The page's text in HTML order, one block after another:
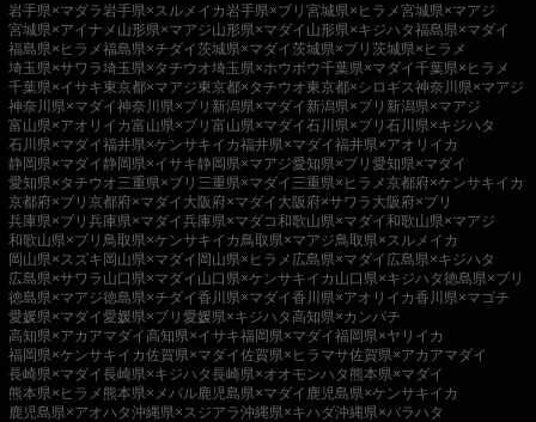
岩手県×マダラ 岩手県×スルメイカ 岩手県×ブリ 宮城県×ヒラメ宮城県×マアジ
宮城県×アイナメ 山形県×マアジ山形県×マダイ 山形県×キジハタ福島県×マダイ
福島県×ヒラメ福島県×チダイ茨城県×マダイ茨城県×ブリ 茨城県×ヒラメ
埼玉県×サワラ埼玉県×タチウオ埼玉県×ホウボウ千葉県×マダイ千葉県×ヒラメ
千葉県×イサキ東京都×マアジ東京都×タチウオ東京都×シロギス神奈川県×マアジ
神奈川県×マダイ神奈川県×ブリ 新潟県×マダイ 新潟県×ブリ 新潟県×マアジ
富山県×アオリイカ富山県×ブリ 富山県×マダイ石川県×ブリ 石川県×キジハタ
石川県×マダイ福井県×ケンサキイカ福井県×マダイ福井県×アオリイカ
静岡県×マダイ静岡県×イサキ静岡県×マアジ愛知県×ブリ 愛知県×マダイ
愛知県×タチウオ三重県×ブリ 三重県×マダイ 三重県×ヒラメ京都府×ケンサキイカ
京都府×ブリ 京都府×マダイ 大阪府×マダイ 大阪府×サワラ 大阪府×ブリ
兵庫県×ブリ 兵庫県×マダイ兵庫県×マダコ和歌山県×マダイ和歌山県×マアジ
和歌山県×ブリ 鳥取県×ケンサキイカ 鳥取県×マアジ鳥取県×スルメイカ
岡山県×スズキ岡山県×マダイ 岡山県×ヒラメ 広島県×マダイ 広島県×キジハタ
広島県×サワラ 山口県×マダイ 山口県×ケンサキイカ 山口県×キジハタ徳島県×ブリ
徳島県×マアジ徳島県×チダイ香川県×マダイ香川県×アオリイカ香川県×マゴチ
愛媛県×マダイ愛媛県×ブリ 愛媛県×キジハタ高知県×カンパチ
高知県×アカアマダイ高知県×イサキ福岡県×マダイ福岡県×ヤリイカ
福岡県×ケンサキイカ佐賀県×マダイ佐賀県×ヒラマサ佐賀県×アカアマダイ
長崎県×マダイ長崎県×キジハタ長崎県×オオモンハタ 熊本県×マダイ
熊本県×ヒラメ 熊本県×メバル鹿児島県×マダイ 鹿児島県×ケンサキイカ
鹿児島県×アオハタ沖縄県×スジアラ沖縄県×キハダ沖縄県×バラハタ